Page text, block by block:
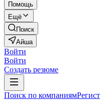
Помощь
Ещё
Поиск
Айша
Войти
Войти
Создать резюме
Поиск по компаниям